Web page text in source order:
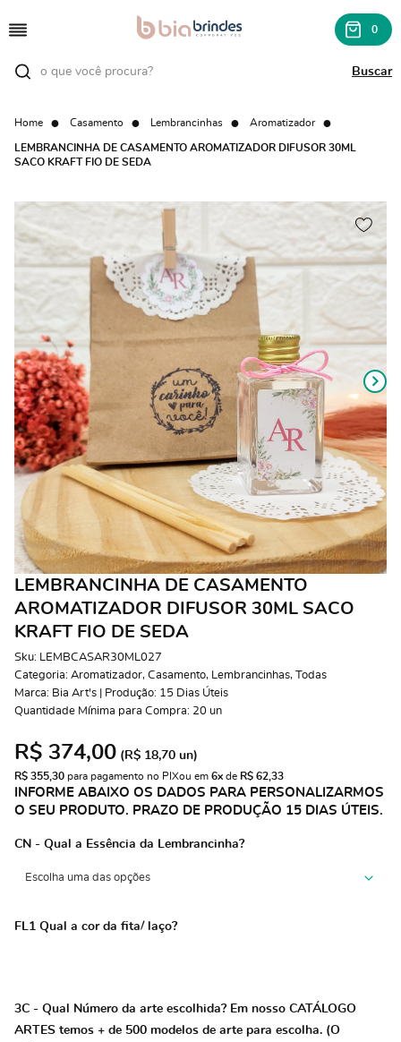
0
Home Casamento Lembrancinhas Aromatizador
LEMBRANCINHA DE CASAMENTO AROMATIZADOR DIFUSOR 30ML
SACO KRAFT FIO DE SEDA
LEMBRANCINHA DE CASAMENTO
AROMATIZADOR DIFUSOR 30ML SACO
KRAFT FIO DE SEDA
Sku: LEMBCASAR30ML027
Categoria: Aromatizador, Casamento, Lembrancinhas, Todas
Marca: Bia Art's | Produção: 15 Dias Úteis
Quantidade Mínima para Compra: 20 un
R$ 374,00 (R$ 18,70 un)
R$ 355,30 para pagamento no PIXou em 6x de R$ 62,33
INFORME ABAIXO OS DADOS PARA PERSONALIZARMOS
O SEU PRODUTO. PRAZO DE PRODUÇÃO 15 DIAS ÚTEIS.
CN - Qual a Essência da Lembrancinha?
FL1 Qual a cor da fita/ laço?
3C - Qual Número da arte escolhida? Em nosso CATÁLOGO
ARTES temos + de 500 modelos de arte para escolha. (O